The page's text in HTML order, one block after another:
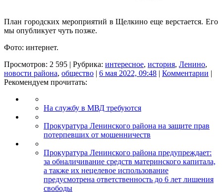
План городских мероприятий в Щелкино еще верстается. Его
мы опубликует чуть позже.
Фото: интернет.
Просмотров: 2 595 | Рубрика: интересное, история, Ленино,
новости района, общество | 6 мая 2022, 09:48 | Комментарии |
Рекомендуем прочитать:
На службу в МВД требуются
Прокуратура Ленинского района на защите прав
потерпевших от мошенничеств
Прокуратура Ленинского района предупреждает:
за обналичивание средств материнского капитала,
а также их нецелевое использование
предусмотрена ответственность до 6 лет лишения
свободы